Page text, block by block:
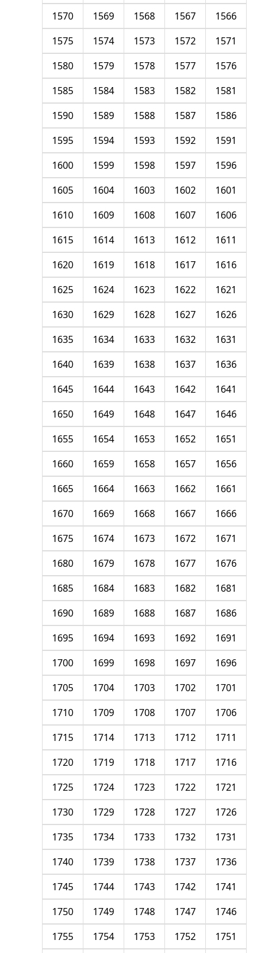
1566
1567
1568
1569
1570
1571
1572
1573
1574
1575
1576
1577
1578
1579
1580
1581
1582
1583
1584
1585
1586
1587
1588
1589
1590
1591
1592
1593
1594
1595
1596
1597
1598
1599
1600
1601
1602
1603
1604
1605
1606
1607
1608
1609
1610
1611
1612
1613
1614
1615
1616
1617
1618
1619
1620
1621
1622
1623
1624
1625
1626
1627
1628
1629
1630
1631
1632
1633
1634
1635
1636
1637
1638
1639
1640
1641
1642
1643
1644
1645
1646
1647
1648
1649
1650
1651
1652
1653
1654
1655
1656
1657
1658
1659
1660
1661
1662
1663
1664
1665
1666
1667
1668
1669
1670
1671
1672
1673
1674
1675
1676
1677
1678
1679
1680
1681
1682
1683
1684
1685
1686
1687
1688
1689
1690
1691
1692
1693
1694
1695
1696
1697
1698
1699
1700
1701
1702
1703
1704
1705
1706
1707
1708
1709
1710
1711
1712
1713
1714
1715
1716
1717
1718
1719
1720
1721
1722
1723
1724
1725
1726
1727
1728
1729
1730
1731
1732
1733
1734
1735
1736
1737
1738
1739
1740
1741
1742
1743
1744
1745
1746
1747
1748
1749
1750
1751
1752
1753
1754
1755